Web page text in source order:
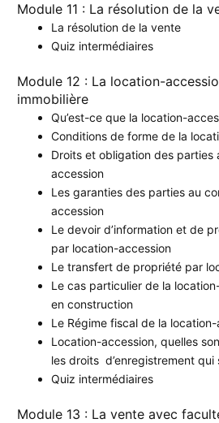
Module 11 : La résolution de la
La résolution de la vente
Quiz intermédiaires
Module 12 : La location-
immobilière
Qu’est-ce que la location-
Conditions de forme de la
Droits et obligation des
accession
Les garanties des parties au
accession
Le devoir d’information et de
par location-accession
Le transfert de propriété par
Le cas particulier de la
en construction
Le Régime fiscal de la
Location-accession, quelles
les droits d’enregistrement qui
Quiz intermédiaires
Module 13 : La vente avec